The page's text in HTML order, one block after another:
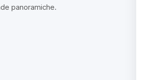
panoramiche.